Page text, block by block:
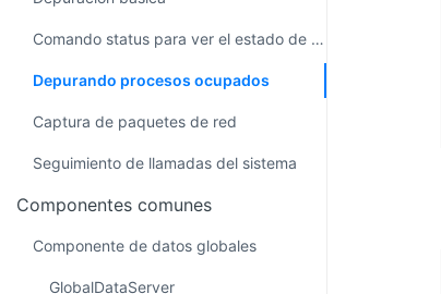
Comando status para ver el estado de ejecución
Depurando procesos ocupados
Captura de paquetes de red
Seguimiento de llamadas del sistema
Componentes comunes
Componente de datos globales
GlobalDataServer